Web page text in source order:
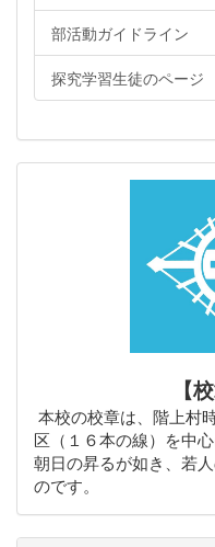
部活動ガイドライン
探究学習生徒のページ
【
本校の校章は、階上村
区（１６本の線）を中
朝日の昇るが如き、若
のです。